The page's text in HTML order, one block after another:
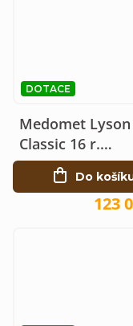
DOTACE
Medomet Lyson
Classic 16 r.
elektrický 230V
Langstroth
123
Do